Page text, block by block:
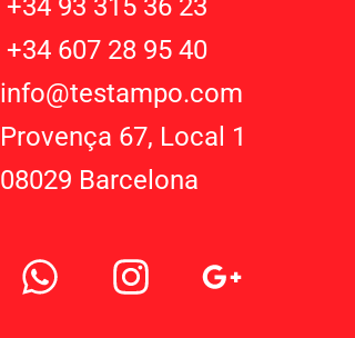
+34 93 315 36 23
+34 607 28 95 40
info@testampo.com
Provença 67, Local 1
08029 Barcelona
W
h
I
n
G
o